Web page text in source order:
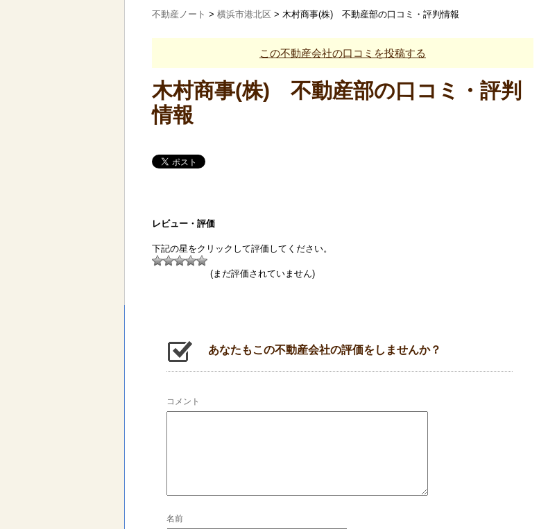
不動産ノート > 横浜市港北区 > 木村商事(株) 不動産部の口コミ・評判情報
この不動産会社の口コミを投稿する
木村商事(株) 不動産部の口コミ・評判
情報
レビュー・評価
下記の星をクリックして評価してください。
(まだ評価されていません)
あなたもこの不動産会社の評価をしませんか？
コメント
名前